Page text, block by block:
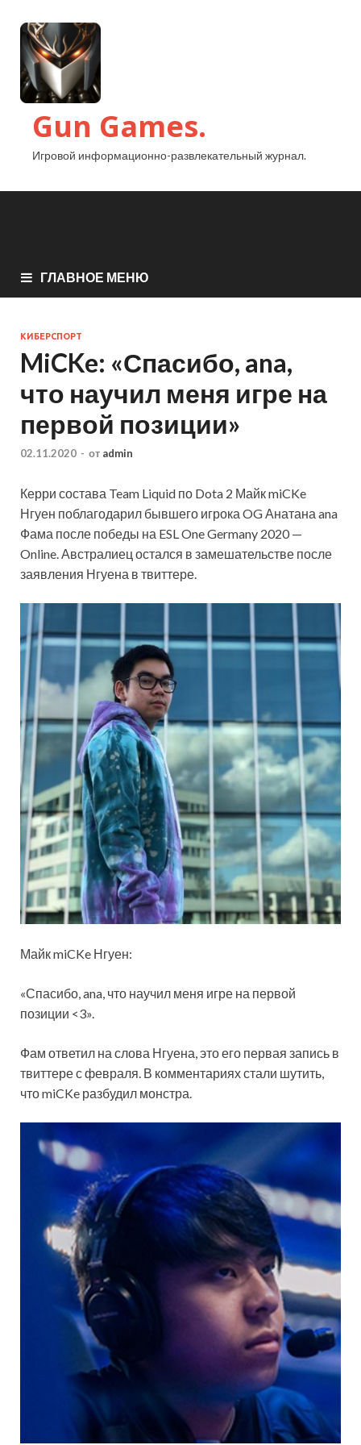
Gun Games.
Игровой информационно-развлекательный журнал.
ГЛАВНОЕ МЕНЮ
КИБЕРСПОРТ
MiCKe: «Спасибо, ana,
что научил меня игре на
первой позиции»
02.11.2020 - от admin
Керри состава Team Liquid по Dota 2 Майк miCKe
Нгуен поблагодарил бывшего игрока OG Анатана ana
Фама после победы на ESL One Germany 2020 —
Online. Австралиец остался в замешательстве после
заявления Нгуена в твиттере.
Майк miCKe Нгуен:
«Спасибо, ana, что научил меня игре на первой
позиции <3».
Фам ответил на слова Нгуена, это его первая запись в
твиттере с февраля. В комментариях стали шутить,
что miCKe разбудил монстра.